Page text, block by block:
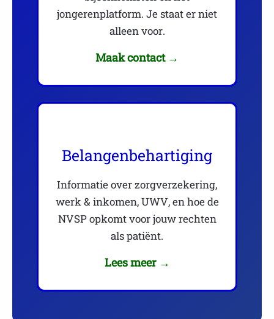
jongerenplatform. Je staat er niet
alleen voor.
Maak contact →
Belangenbehartiging
Informatie over zorgverzekering,
werk & inkomen, UWV, en hoe de
NVSP opkomt voor jouw rechten
als patiënt.
Lees meer →